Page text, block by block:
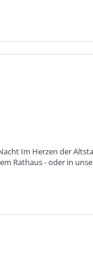
Im Herzen der
Rathaus - oder in